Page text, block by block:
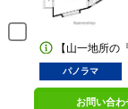
【山一地所の
パノラマ
お問い合わ